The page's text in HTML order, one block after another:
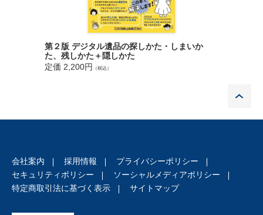
第２版 デジタル遺品の探しかた・しまいか
た、残しかた＋隠しかた
定価 2,200円
（税込）
会社案内 採用情報
プライバシーポリシー
セキュリティポリシー
ソーシャルメディアポリシー
特定商取引法に基づく表示
サイトマップ